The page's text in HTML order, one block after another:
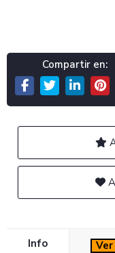
Compartir en:
Info